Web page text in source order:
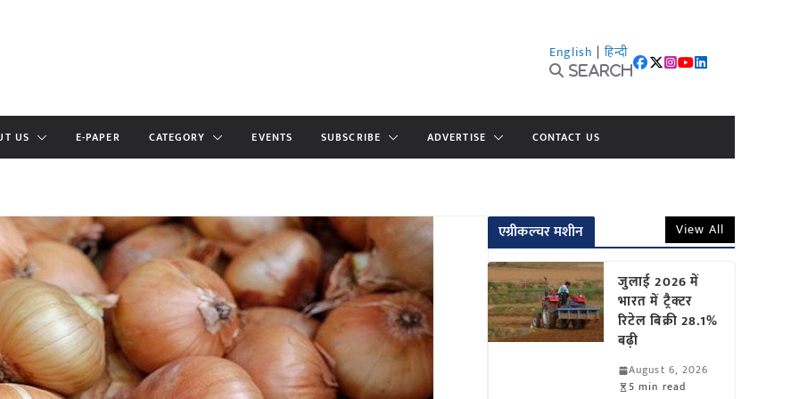
English | हिन्दी
Search
US E-PAPER CATEGORY EVENTS SUBSCRIBE ADVERTISE CONTACT US
एग्रीकल्चर मशीन View All
जुलाई 2026 में
भारत में ट्रैक्टर
रिटेल बिक्री 28.1%
बढ़ी
August 6, 2026
5 min read